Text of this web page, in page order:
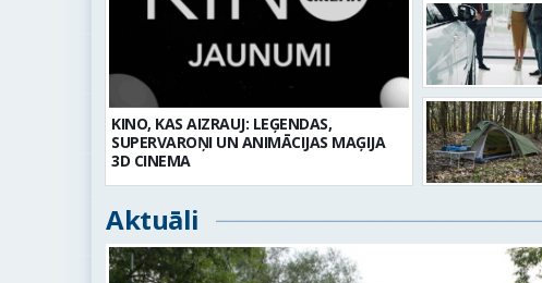
KINO, KAS AIZRAUJ: LEĢENDAS,
SUPERVAROŅI UN ANIMĀCIJAS MAĢIJA
3D CINEMA
Aktuāli